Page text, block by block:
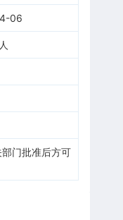
06
门批准后方可